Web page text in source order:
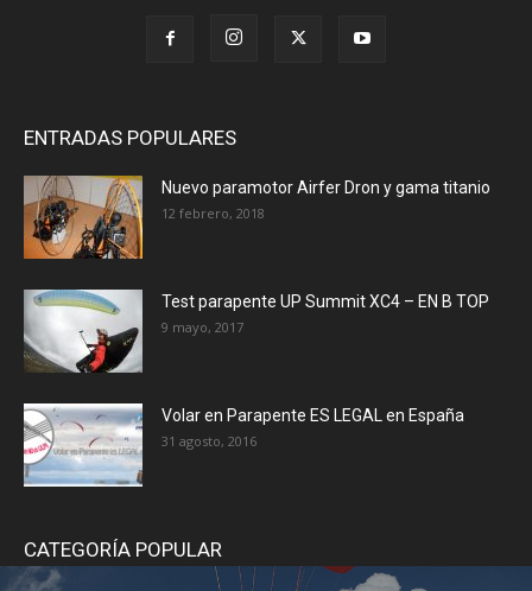
ENTRADAS POPULARES
Nuevo paramotor Airfer Dron y gama titanio
12 febrero, 2018
Test parapente UP Summit XC4 – EN B TOP
9 mayo, 2017
Volar en Parapente ES LEGAL en España
31 agosto, 2016
CATEGORÍA POPULAR